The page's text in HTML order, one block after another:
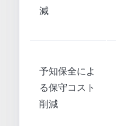
減
予知保全によ
る保守コスト
削減